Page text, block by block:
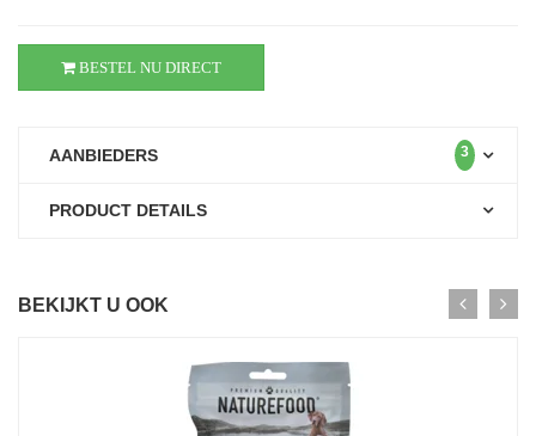
BESTEL NU DIRECT
AANBIEDERS 3
PRODUCT DETAILS
BEKIJKT U OOK